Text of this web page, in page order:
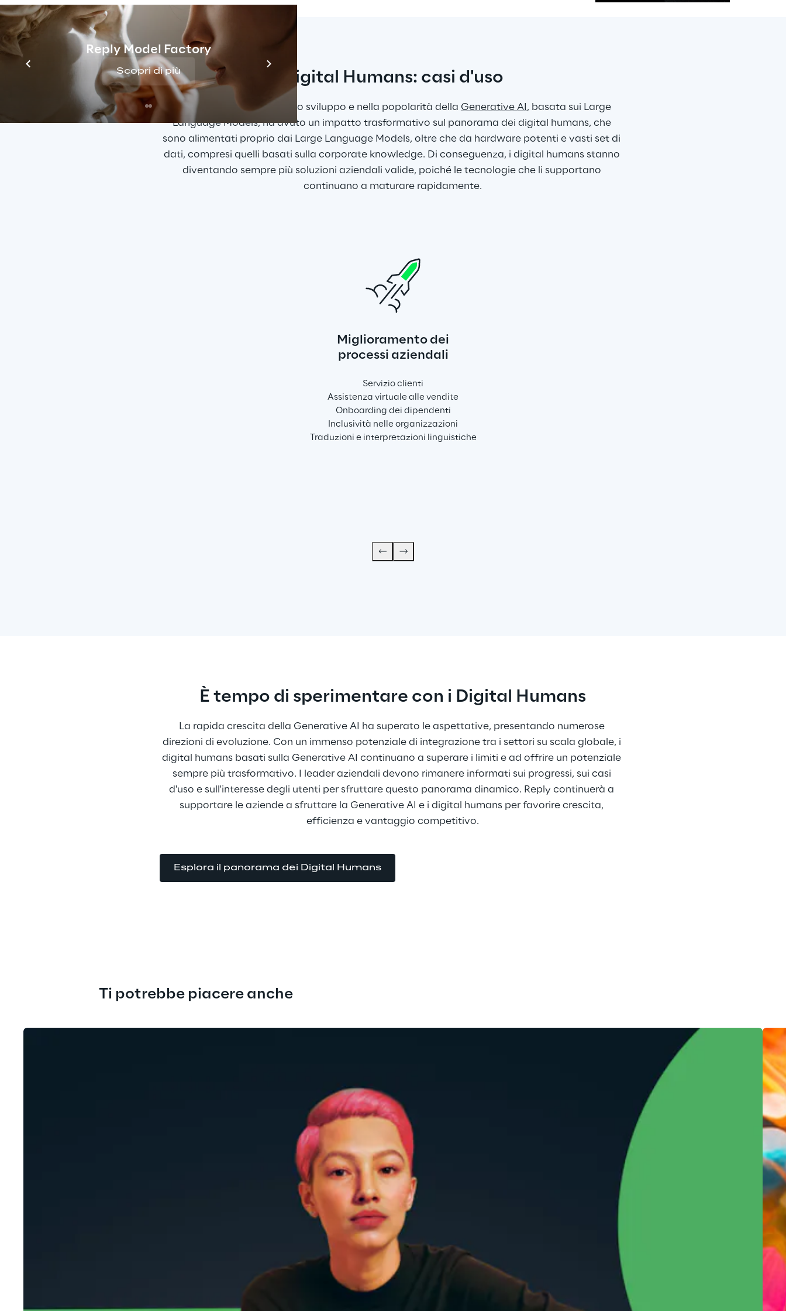
Reply Model Factory
Scopri di più Scopri di più
Digital Humans: casi d'uso
La recente impennata nello sviluppo e nella popolarità della Generative AI , basata sui Large
Language Models, ha avuto un impatto trasformativo sul panorama dei digital humans, che
sono alimentati proprio dai Large Language Models, oltre che da hardware potenti e vasti set di
dati, compresi quelli basati sulla corporate knowledge. Di conseguenza, i digital humans stanno
diventando sempre più soluzioni aziendali valide, poiché le tecnologie che li supportano
continuano a maturare rapidamente.
Miglioramento dei
processi aziendali
Servizio clienti
Assistenza virtuale alle vendite
Onboarding dei dipendenti
Inclusività nelle organizzazioni
Traduzioni e interpretazioni linguistiche
È tempo di sperimentare con i Digital Humans
La rapida crescita della Generative AI ha superato le aspettative, presentando numerose
direzioni di evoluzione. Con un immenso potenziale di integrazione tra i settori su scala globale, i
digital humans basati sulla Generative AI continuano a superare i limiti e ad offrire un potenziale
sempre più trasformativo. I leader aziendali devono rimanere informati sui progressi, sui casi
d'uso e sull'interesse degli utenti per sfruttare questo panorama dinamico. Reply continuerà a
supportare le aziende a sfruttare la Generative AI e i digital humans per favorire crescita,
efficienza e vantaggio competitivo.
Esplora il panorama dei Digital Humans
Ti potrebbe piacere anche